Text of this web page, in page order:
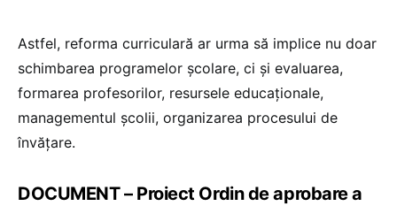
Astfel, reforma curriculară ar urma să implice nu doar
schimbarea programelor școlare, ci și evaluarea,
formarea profesorilor, resursele educaționale,
managementul școlii, organizarea procesului de
învățare.
DOCUMENT – Proiect Ordin de aprobare a